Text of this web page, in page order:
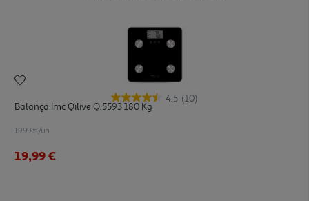
4.5 (10)
Balança Imc Qilive Q.5593 180 Kg
19.99 €/un
19,99 €